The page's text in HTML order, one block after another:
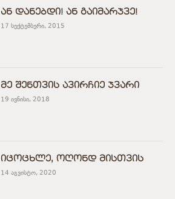
ან დანებდი! ან გაიმარჯვე!
17 სექტემბერი, 2015
მე შენთვის ავირჩიე ჯვარი
19 ივნისი, 2018
იცოცხლე, ოღონდ მისთვის
14 აგვისტო, 2020